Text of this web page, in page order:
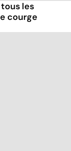
les
courge